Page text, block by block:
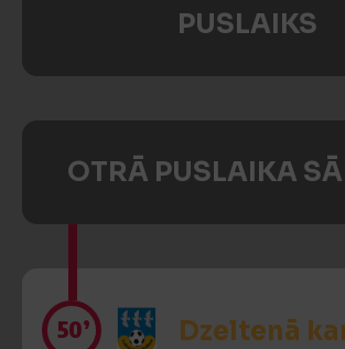
PUSLAIKS
OTRĀ PUSLAIKA
50’ Dzeltenā